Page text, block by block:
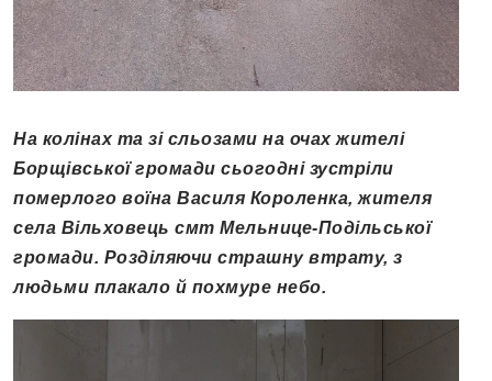
На колінах та зі сльозами на очах жителі
Борщівської громади сьогодні зустріли
померлого воїна Василя Короленка, жителя
села Вільховець смт Мельнице-Подільської
громади. Розділяючи страшну втрату, з
людьми плакало й похмуре небо.